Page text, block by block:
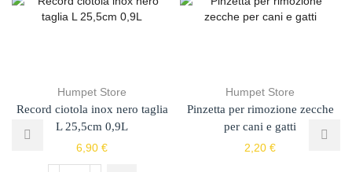
Humpet Store
Record ciotola inox nero taglia
L 25,5cm 0,9L
6,90 €
Humpet Store
Pinzetta per rimozione zecche
per cani e gatti
2,20 €